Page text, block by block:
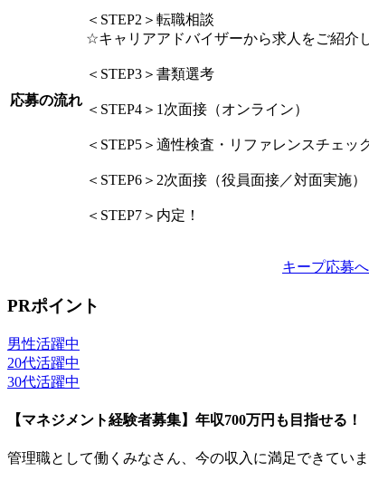
応募の流れ
＜STEP2＞転職相談
☆キャリアアドバイザーから求人をご紹介
＜STEP3＞書類選考
＜STEP4＞1次面接（オンライン）
＜STEP5＞適性検査・リファレンスチェッ
＜STEP6＞2次面接（役員面接／対面実施）
＜STEP7＞内定！
キープ応募
PRポイント
男性活躍中
20代活躍中
30代活躍中
【マネジメント経験者募集】年収700万円も目指せる！
管理職として働くみなさん、今の収入に満足できてい